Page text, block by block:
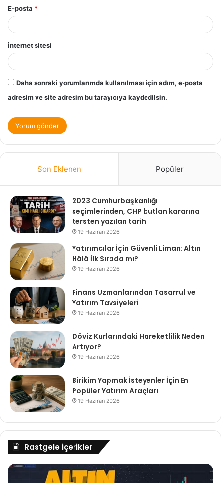
E-posta *
İnternet sitesi
Daha sonraki yorumlarımda kullanılması için adım, e-posta
adresim ve site adresim bu tarayıcıya kaydedilsin.
Son Eklenen Popüler
2023 Cumhurbaşkanlığı
seçimlerinden, CHP butlan kararına
tersten yazılan tarih!
19 Haziran 2026
Yatırımcılar İçin Güvenli Liman: Altın
Hâlâ İlk Sırada mı?
19 Haziran 2026
Finans Uzmanlarından Tasarruf ve
Yatırım Tavsiyeleri
19 Haziran 2026
Döviz Kurlarındaki Hareketlilik Neden
Artıyor?
19 Haziran 2026
Birikim Yapmak İsteyenler İçin En
Popüler Yatırım Araçları
19 Haziran 2026
Rastgele içerikler
Yerli